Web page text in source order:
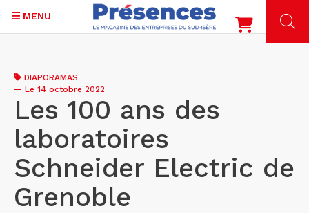
contenu
principal
MENU
DIAPORAMAS
— Le 14 octobre 2022
Les 100 ans des
laboratoires
Schneider Electric de
Grenoble